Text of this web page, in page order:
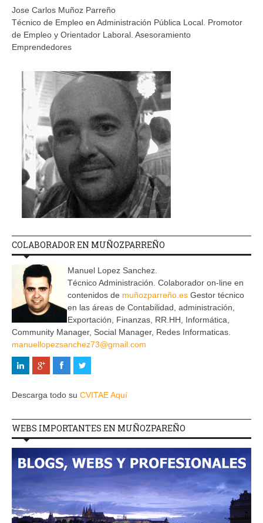
Jose Carlos Muñoz Parreño
Técnico de Empleo en Administración Pública Local. Promotor
de Empleo y Orientador Laboral. Asesoramiento
Emprendedores
COLABORADOR EN MUÑOZPARREÑO
Manuel Lopez Sanchez.
Técnico Administración. Colaborador on-line en
contenidos de muñozparreño.es Gestor técnico
en las áreas de Contabilidad, administración,
Exportación, Finanzas, RR.HH, Informática,
Community Manager, Social Manager, Redes Informaticas.
manuellopezsanchez73@gmail.com
Descarga todo su CVITAE Aquí
WEBS IMPORTANTES EN MUÑOZPAREÑO